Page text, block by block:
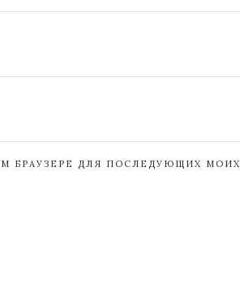
БРАУЗЕРЕ ДЛЯ ПОСЛЕДУЮЩИХ МОИХ